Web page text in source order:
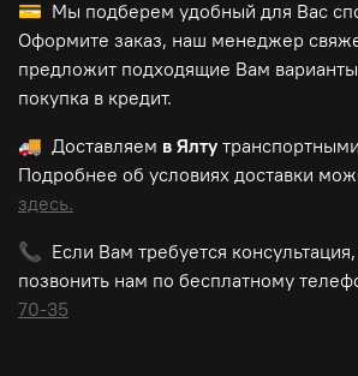
💳 Мы подберем удобный для Вас
Оформите заказ, наш менеджер
предложит подходящие Вам
покупка в кредит.
🚚 Доставляем в Ялту
Подробнее об условиях доставки
здесь.
📞 Если Вам требуется
позвонить нам по бесплатному
70-35